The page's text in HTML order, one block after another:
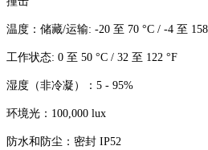
温度：储藏/运输: -20 至 70 °C / -4 至
工作状态: 0 至 50 °C / 32 至 122 °F
湿度（非冷凝）：5 - 95%
环境光：100,000 lux
防水和防尘：密封 IP52